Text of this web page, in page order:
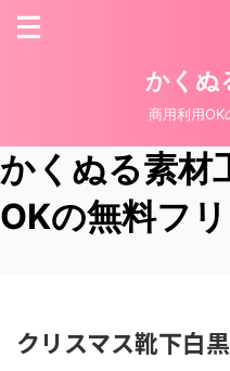
かくぬ
商用利用OK
かくぬる素材
OKの無料フ
クリスマス靴下白